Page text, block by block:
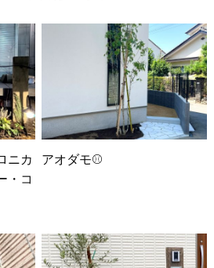
ニカ
・コ
アオダモ⚾